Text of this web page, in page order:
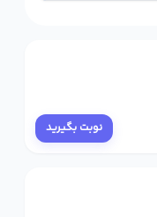
نوبت بگیرید